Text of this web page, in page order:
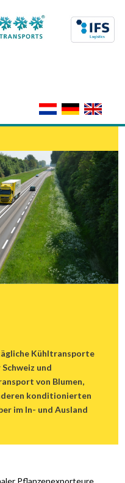
Kühltransporte
und
von Blumen,
konditionierten
im In- und Ausland